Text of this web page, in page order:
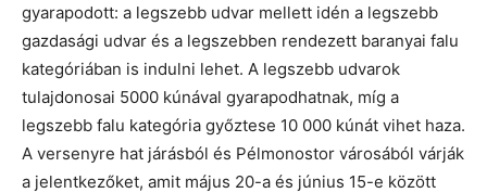
gyarapodott: a legszebb udvar mellett idén a legszebb
gazdasági udvar és a legszebben rendezett baranyai falu
kategóriában is indulni lehet. A legszebb udvarok
tulajdonosai 5000 kúnával gyarapodhatnak, míg a
legszebb falu kategória győztese 10 000 kúnát vihet haza.
A versenyre hat járásból és Pélmonostor városából várják
a jelentkezőket, amit május 20-a és június 15-e között